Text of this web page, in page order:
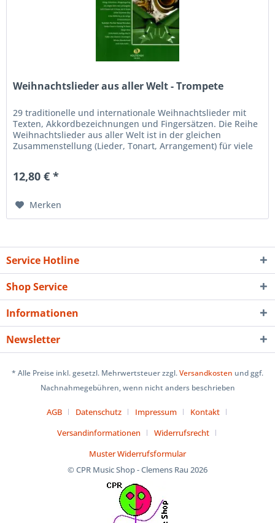
Weihnachtslieder aus aller Welt - Trompete
29 traditionelle und internationale Weihnachtslieder mit
Texten, Akkordbezeichnungen und Fingersätzen. Die Reihe
Weihnachtslieder aus aller Welt ist in der gleichen
Zusammenstellung (Lieder, Tonart, Arrangement) für viele
12,80 € *
Merken
Service Hotline
Shop Service
Informationen
Newsletter
* Alle Preise inkl. gesetzl. Mehrwertsteuer zzgl.Versandkosten und ggf.
Nachnahmegebühren, wenn nicht anders beschrieben
AGB Datenschutz Impressum
Kontakt
Versandinformationen
Widerrufsrecht
Muster Widerrufsformular
© CPR Music Shop - Clemens Rau 2026